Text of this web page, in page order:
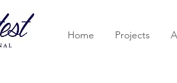
Home Projects